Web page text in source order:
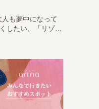
人も夢中になって
したい、「リゾ…